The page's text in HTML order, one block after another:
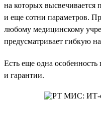
на которых высвечивается
и еще сотни параметров.
любому медицинскому
предусматривает гибкую
Есть еще одна особенность
и гарантии.